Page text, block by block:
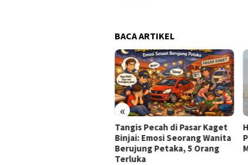
BACA ARTIKEL
«
Tangis Pecah di Pasar Kaget
Binjai: Emosi Seorang Wanita
Berujung Petaka, 5 Orang
Terluka